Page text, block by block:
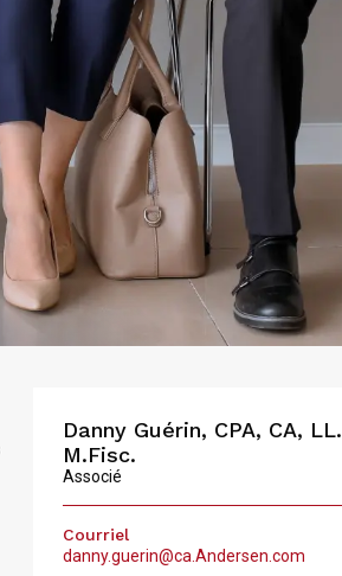
Danny Guérin, CPA, CA, LL.
M.Fisc.
Associé
Courriel
danny.guerin@ca.Andersen.com